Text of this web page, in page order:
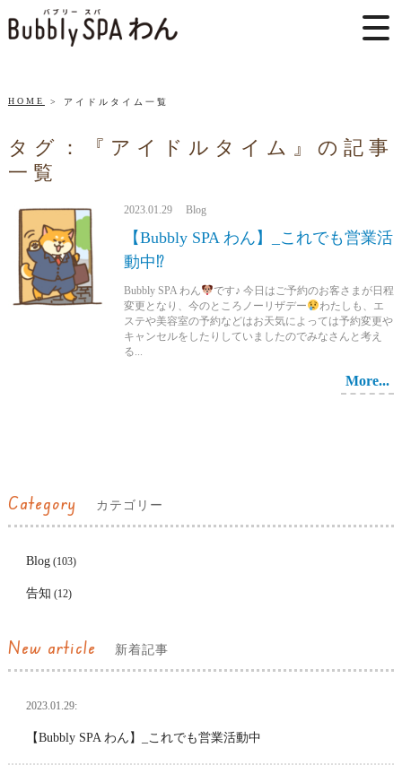
HOME アイドルタイム一覧
タグ：『アイドルタイム』の記事
一覧
2023.01.29 Blog
【Bubbly SPA わん】_これでも営業活
動中⁉
Bubbly SPA わん
です♪ 今日はご予約のお客さまが日程
変更となり、今のところノーリザデー
わたしも、エ
ステや美容室の予約などはお天気によっては予約変更や
キャンセルをしたりしていましたのでみなさんと考え
る...
More...
Category カテゴリー
Blog(103)
告知 (12)
New article 新着記事
2023.01.29:
【Bubbly SPA わん】_これでも営業活動中